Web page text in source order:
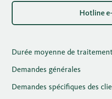
Hotline
Durée moyenne de
Demandes générales
Demandes spécifiques des